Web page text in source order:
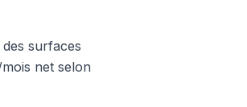
surfaces
net selon